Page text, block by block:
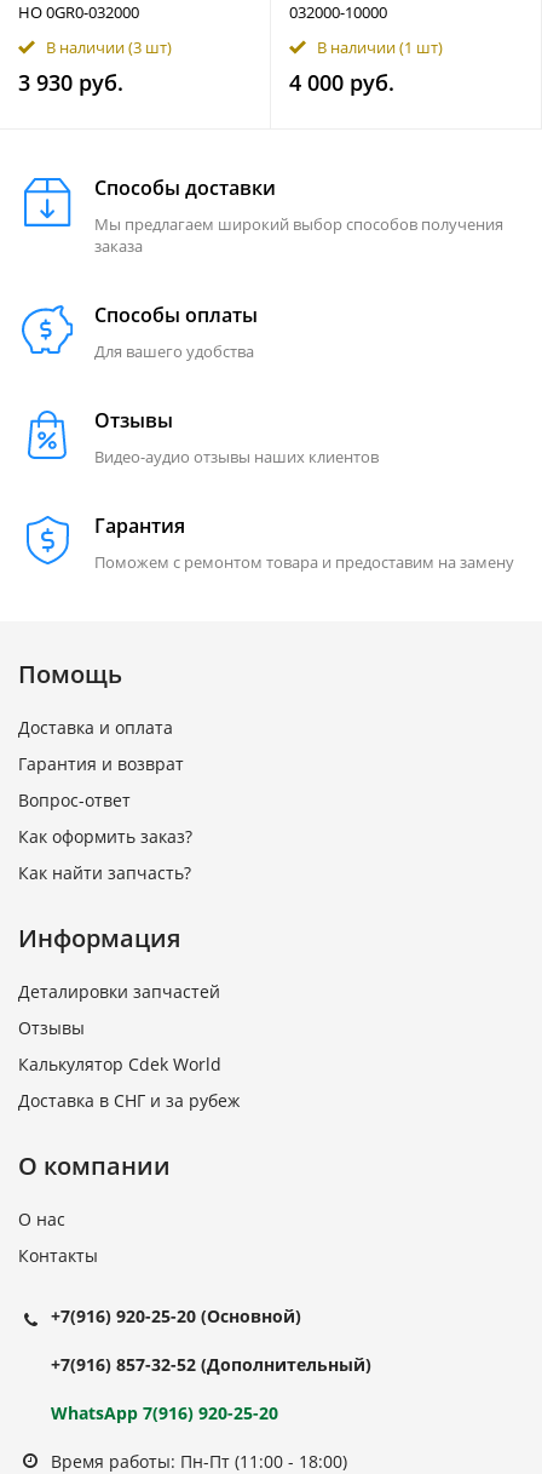
HO 0GR0-032000
В наличии(3 шт)
3 930 руб.
032000-10000
В наличии(1 шт)
4 000 руб.
Способы доставки
Мы предлагаем широкий выбор способов получения
заказа
Способы оплаты
Для вашего удобства
Отзывы
Видео-аудио отзывы наших клиентов
Гарантия
Поможем с ремонтом товара и предоставим на замену
Помощь
Доставка и оплата
Гарантия и возврат
Вопрос-ответ
Как оформить заказ?
Как найти запчасть?
Информация
Деталировки запчастей
Отзывы
Калькулятор Cdek World
Доставка в СНГ и за рубеж
О компании
О нас
Контакты
+7(916) 920-25-20 (Основной)
+7(916) 857-32-52 (Дополнительный)
WhatsApp 7(916) 920-25-20
Время работы: Пн-Пт (11:00 - 18:00)